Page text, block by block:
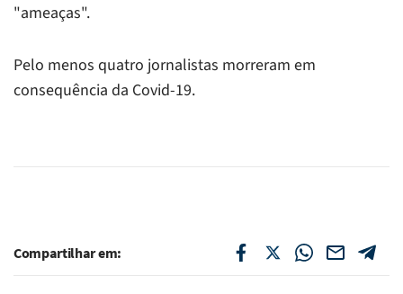
"ameaças".
Pelo menos quatro jornalistas morreram em
consequência da Covid-19.
Compartilhar em: